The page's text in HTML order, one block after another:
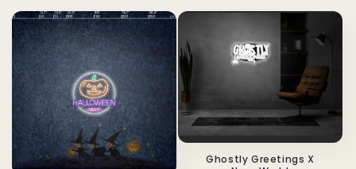
Ghostly Greetings X